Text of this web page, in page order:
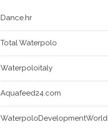
Dance.hr
Total Waterpolo
Waterpoloitaly
Aquafeed24.com
WaterpoloDevelopmentWorld